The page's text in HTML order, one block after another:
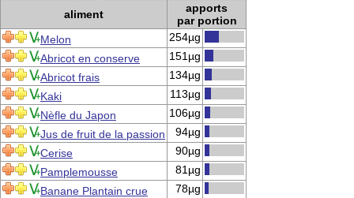
aliment
apports
par portion
Melon
254µg
Abricot en conserve
151µg
Abricot frais
134µg
Kaki
113µg
Nèfle du Japon
106µg
Jus de fruit de la passion
94µg
Cerise
90µg
Pamplemousse
81µg
Banane Plantain crue
78µg